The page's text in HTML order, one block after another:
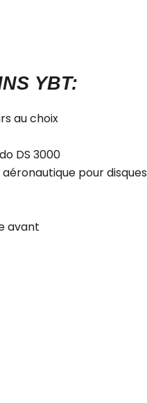
YBT:
au choix
DS 3000
pour disques
avant